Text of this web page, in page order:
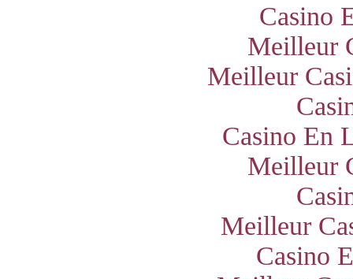
Casino
Meilleur
Meilleur
Casino En
Meilleur
Meilleur
Casino